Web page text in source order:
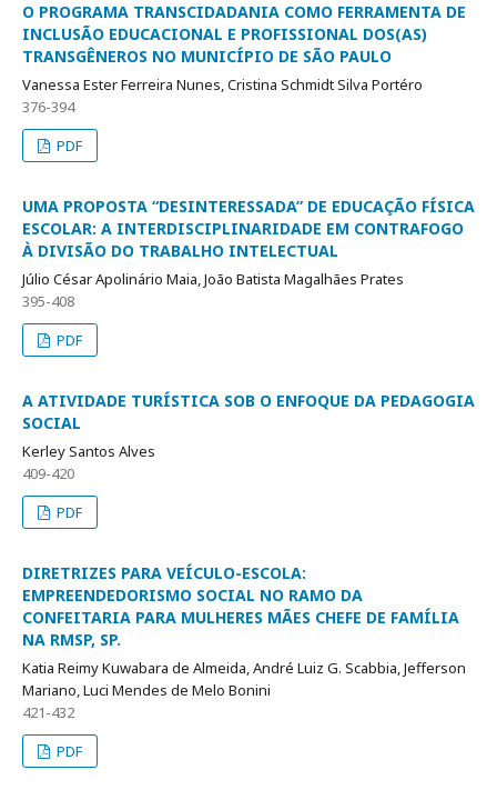
O PROGRAMA TRANSCIDADANIA COMO FERRAMENTA DE
INCLUSÃO EDUCACIONAL E PROFISSIONAL DOS(AS)
TRANSGÊNEROS NO MUNICÍPIO DE SÃO PAULO
Vanessa Ester Ferreira Nunes, Cristina Schmidt Silva Portéro
376-394
PDF
UMA PROPOSTA “DESINTERESSADA” DE EDUCAÇÃO FÍSICA
ESCOLAR: A INTERDISCIPLINARIDADE EM CONTRAFOGO
À DIVISÃO DO TRABALHO INTELECTUAL
Júlio César Apolinário Maia, João Batista Magalhães Prates
395-408
PDF
A ATIVIDADE TURÍSTICA SOB O ENFOQUE DA PEDAGOGIA
SOCIAL
Kerley Santos Alves
409-420
PDF
DIRETRIZES PARA VEÍCULO-ESCOLA:
EMPREENDEDORISMO SOCIAL NO RAMO DA
CONFEITARIA PARA MULHERES MÃES CHEFE DE FAMÍLIA
NA RMSP, SP.
Katia Reimy Kuwabara de Almeida, André Luiz G. Scabbia, Jefferson
Mariano, Luci Mendes de Melo Bonini
421-432
PDF